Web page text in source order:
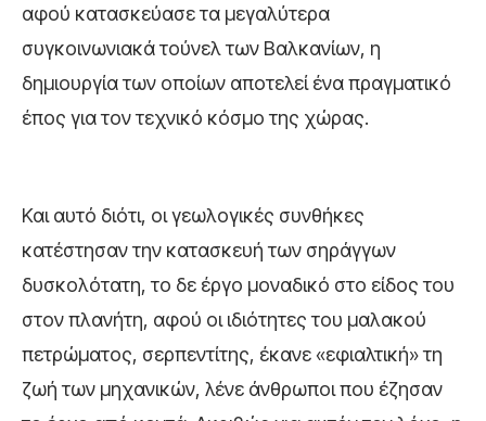
αφού κατασκεύασε τα μεγαλύτερα
συγκοινωνιακά τούνελ των Βαλκανίων, η
δημιουργία των οποίων αποτελεί ένα πραγματικό
έπος για τον τεχνικό κόσμο της χώρας.
Και αυτό διότι, οι γεωλογικές συνθήκες
κατέστησαν την κατασκευή των σηράγγων
δυσκολότατη, το δε έργο μοναδικό στο είδος του
στον πλανήτη, αφού οι ιδιότητες του μαλακού
πετρώματος, σερπεντίτης, έκανε «εφιαλτική» τη
ζωή των μηχανικών, λένε άνθρωποι που έζησαν